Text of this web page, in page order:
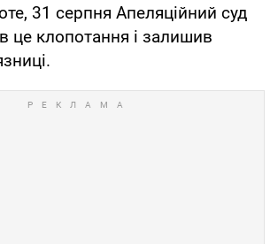
31 серпня Апеляційний суд
це клопотання і залишив